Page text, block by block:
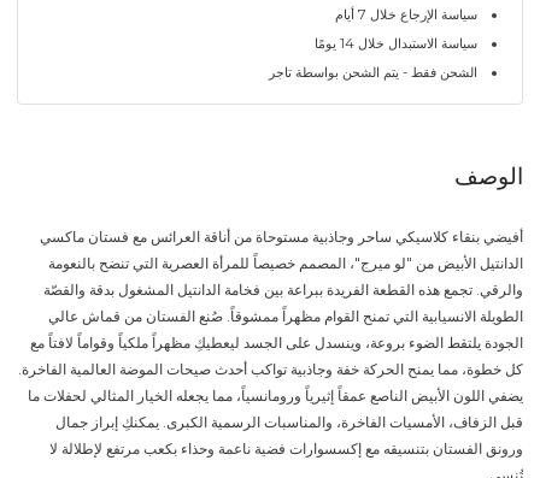
سياسة الإرجاع خلال 7 أيام
سياسة الاستبدال خلال 14 يومًا
الشحن فقط - يتم الشحن بواسطة تاجر
الوصف
أفيضي بنقاء كلاسيكي ساحر وجاذبية مستوحاة من أناقة العرائس مع فستان ماكسي
الدانتيل الأبيض من "لو ميرج"، المصمم خصيصاً للمرأة العصرية التي تنضح بالنعومة
والرقي. تجمع هذه القطعة الفريدة ببراعة بين فخامة الدانتيل المشغول بدقة والقصّة
الطويلة الانسيابية التي تمنح القوام مظهراً ممشوقاً. صُنع الفستان من قماش عالي
الجودة يلتقط الضوء بروعة، وينسدل على الجسد ليعطيكِ مظهراً ملكياً وقواماً لافتاً مع
كل خطوة، مما يمنح الحركة خفة وجاذبية تواكب أحدث صيحات الموضة العالمية الفاخرة.
يضفي اللون الأبيض الناصع عمقاً إثيرياً ورومانسياً، مما يجعله الخيار المثالي لحفلات ما
قبل الزفاف، الأمسيات الفاخرة، والمناسبات الرسمية الكبرى. يمكنكِ إبراز جمال
ورونق الفستان بتنسيقه مع إكسسوارات فضية ناعمة وحذاء بكعب مرتفع لإطلالة لا